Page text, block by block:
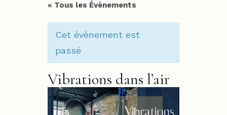
« Tous les Évènements
Cet évènement est
passé
Vibrations dans l’air